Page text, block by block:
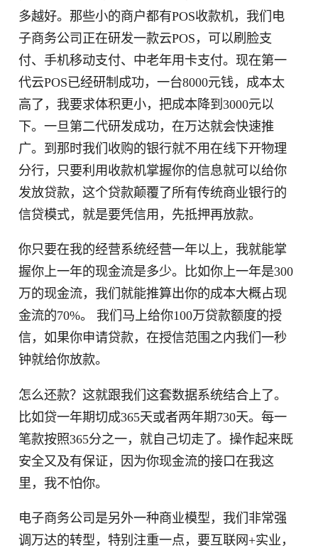
多越好。那些小的商户都有POS收款机，我们电
子商务公司正在研发一款云POS，可以刷脸支
付、手机移动支付、中老年用卡支付。现在第一
代云POS已经研制成功，一台8000元钱，成本太
高了，我要求体积更小，把成本降到3000元以
下。一旦第二代研发成功，在万达就会快速推
广。到那时我们收购的银行就不用在线下开物理
分行，只要利用收款机掌握你的信息就可以给你
发放贷款，这个贷款颠覆了所有传统商业银行的
信贷模式，就是要凭信用，先抵押再放款。
你只要在我的经营系统经营一年以上，我就能掌
握你上一年的现金流是多少。比如你上一年是300
万的现金流，我们就能推算出你的成本大概占现
金流的70%。 我们马上给你100万贷款额度的授
信，如果你申请贷款，在授信范围之内我们一秒
钟就给你放款。
怎么还款？这就跟我们这套数据系统结合上了。
比如贷一年期切成365天或者两年期730天。每一
笔款按照365分之一，就自己切走了。操作起来既
安全又及有保证，因为你现金流的接口在我这
里，我不怕你。
电子商务公司是另外一种商业模型，我们非常强
调万达的转型，特别注重一点，要互联网+实业，